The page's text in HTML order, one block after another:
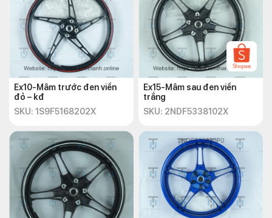
cách riêng biệt.
Thông tin liên hệ muaphụ tùng xe máy Exciter 2015Kim
Thành:
Địa chỉ: 72 – 74 Phạm Hữu Chí, P.12, Q.5, TP.HCM
Website: https://kimthanh.online/
Hotline:+842838547570
Email: chkimthanh72@gmail.com
Ex10-Mâm trước đen viền
đỏ – kđ
SKU: 1S9F5168202X
Ex15-Mâm sau đen viền
trắng
SKU: 2NDF5338102X